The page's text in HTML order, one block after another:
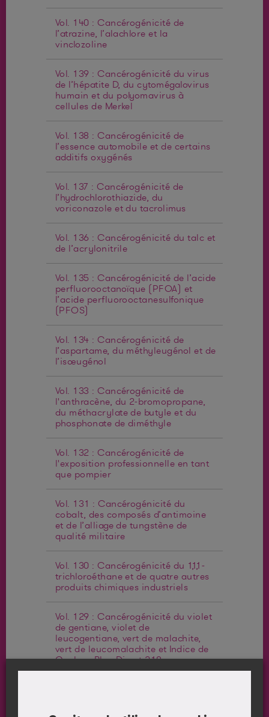
Vol. 140 : Cancérogénicité de
l’atrazine, l’alachlore et la
vinclozoline
Vol. 139 : Cancérogénicité du virus
de l’hépatite D, du cytomégalovirus
humain et du polyomavirus à
cellules de Merkel
Vol. 138 : Cancérogénicité de
l’essence automobile et de certains
additifs oxygénés
Vol. 137 : Cancérogénicité de
l’hydrochlorothiazide, du
voriconazole et du tacrolimus
Vol. 136 : Cancérogénicité du talc et
de l’acrylonitrile
Vol. 135 : Cancérogénicité de l’acide
perfluorooctanoïque (PFOA) et
l’acide perfluorooctanesulfonique
(PFOS)
Vol. 134 : Cancérogénicité de
l’aspartame, du méthyleugénol et de
l’isoeugénol
Vol. 133 : Cancérogénicité de
l'anthracène, du 2-bromopropane,
du méthacrylate de butyle et du
phosphonate de diméthyle
Vol. 132 : Cancérogénicité de
l'exposition professionnelle en tant
que pompier
Vol. 131 : Cancérogénicité du
cobalt, des composés d’antimoine
et de l’alliage de tungstène de
qualité militaire
Vol. 130 : Cancérogénicité du 1,1,1-
trichloroéthane et de quatre autres
produits chimiques industriels
Vol. 129 : Cancérogénicité du violet
de gentiane, violet de
leucogentiane, vert de malachite,
vert de leucomalachite et Indice de
Couleur Bleu Direct 218